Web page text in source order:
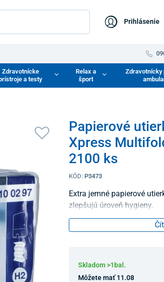
Prihlásenie
Zdravotnícke
a testy
Relax a
šport
Zdravotnícky
Papierové
Xpress
2100 ks
KÓD: P3473
Extra jemné papierové
zlepšujú úroveň hygieny.
Skladom >1bal.
Môžete mať 11.08